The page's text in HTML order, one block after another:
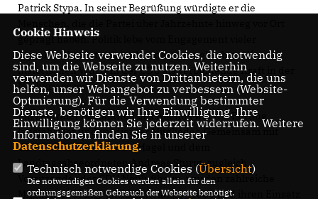
Patrick Stypa. In seiner Begrüßung würdigte er die
geprägt haben. Politik lebe vom Engagement vieler
Einzelner, betonte er, und erinnerte zugleich an die
historischen Wurzeln der CDU als verbindende Kraft in der
Nachkriegszeit.
Ein zentraler Bestandteil des Abends war die Ehrung
langjähriger und verdienter Mitglieder. Gemeinsam mit
CDU-Landeschef Manuel Hagel und dem
Landtagsabgeordneten Andreas Sturm, zugleich
Vorsitzender der CDU Neulußheim, wurden zahlreiche
Mitglieder für ihre jahrzehntelange Treue und ihren Einsatz
Cookie Hinweis
Diese Webseite verwendet Cookies, die notwendig
sind, um die Webseite zu nutzen. Weiterhin
verwenden wir Dienste von Drittanbietern, die uns
helfen, unser Webangebot zu verbessern (Website-
Optmierung). Für die Verwendung bestimmter
Dienste, benötigen wir Ihre Einwilligung. Ihre
Einwilligung können Sie jederzeit widerrufen. Weitere
Informationen finden Sie in unserer
Datenschutzerklärung.
Technisch notwendige Cookies (Übersicht)
Die notwendigen Cookies werden allein für den
ordnungsgemäßen Gebrauch der Webseite benötigt.